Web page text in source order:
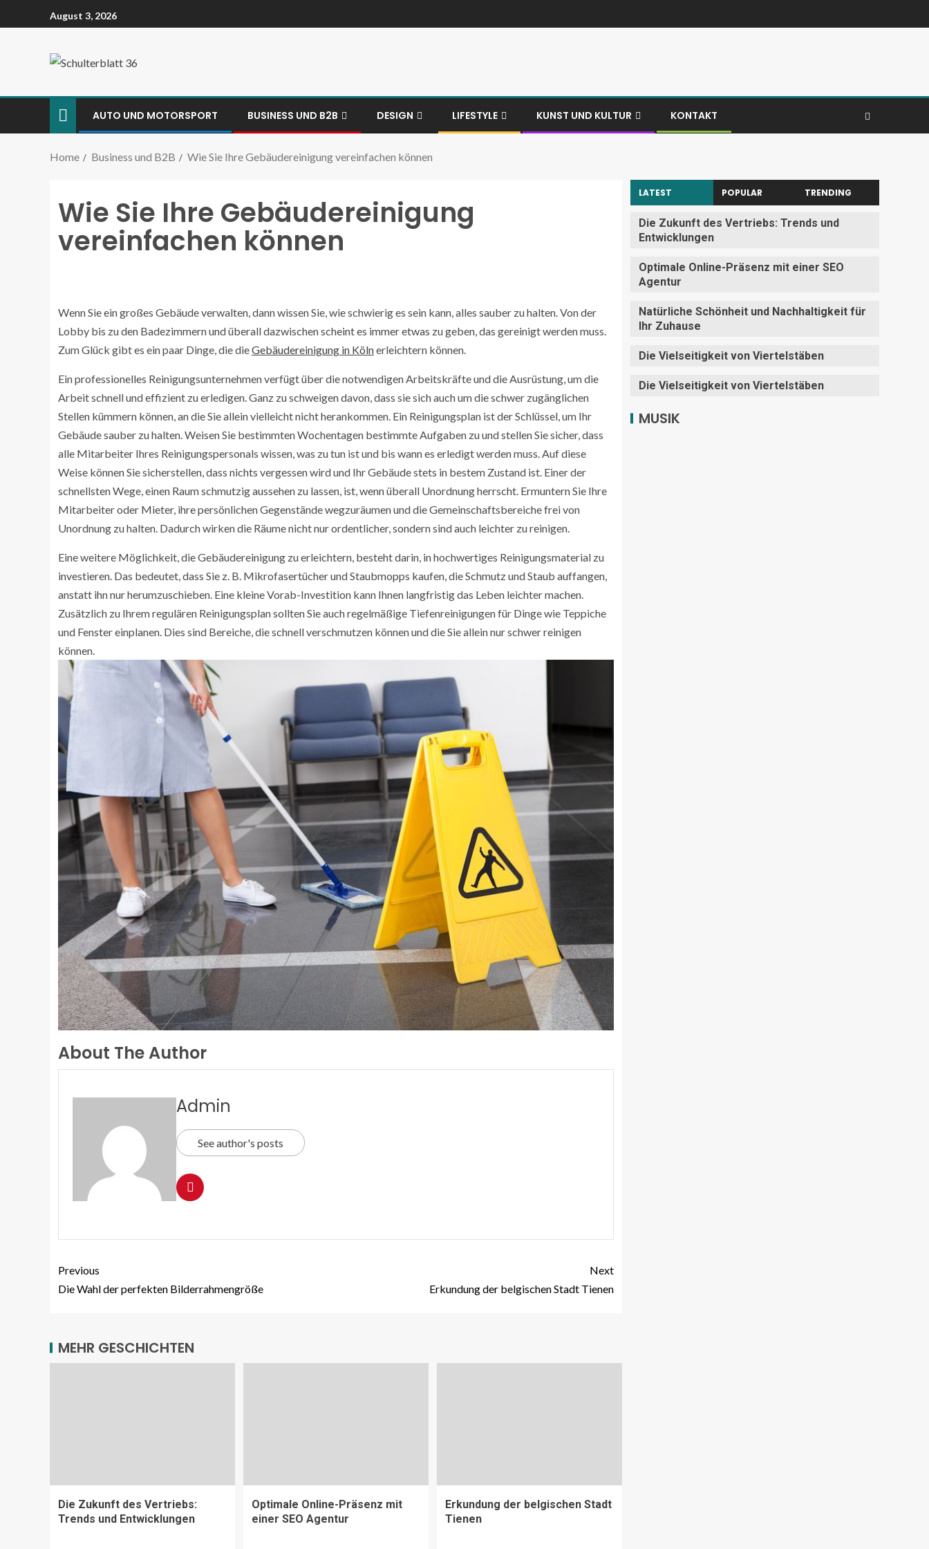
August 3, 2026
AUTO UND MOTORSPORT BUSINESS UND B2B DESIGN LIFESTYLE KUNST UND KULTUR KONTAKT
Home Business und B2B Wie Sie Ihre Gebäudereinigung vereinfachen können
Wie Sie Ihre Gebäudereinigung
vereinfachen können
Wenn Sie ein großes Gebäude verwalten, dann wissen Sie, wie schwierig es sein kann, alles sauber zu halten. Von der
Lobby bis zu den Badezimmern und überall dazwischen scheint es immer etwas zu geben, das gereinigt werden muss.
Zum Glück gibt es ein paar Dinge, die dieGebäudereinigung in Kölnerleichtern können.
Ein professionelles Reinigungsunternehmen verfügt über die notwendigen Arbeitskräfte und die Ausrüstung, um die
Arbeit schnell und effizient zu erledigen. Ganz zu schweigen davon, dass sie sich auch um die schwer zugänglichen
Stellen kümmern können, an die Sie allein vielleicht nicht herankommen. Ein Reinigungsplan ist der Schlüssel, um Ihr
Gebäude sauber zu halten. Weisen Sie bestimmten Wochentagen bestimmte Aufgaben zu und stellen Sie sicher, dass
alle Mitarbeiter Ihres Reinigungspersonals wissen, was zu tun ist und bis wann es erledigt werden muss. Auf diese
Weise können Sie sicherstellen, dass nichts vergessen wird und Ihr Gebäude stets in bestem Zustand ist. Einer der
schnellsten Wege, einen Raum schmutzig aussehen zu lassen, ist, wenn überall Unordnung herrscht. Ermuntern Sie Ihre
Mitarbeiter oder Mieter, ihre persönlichen Gegenstände wegzuräumen und die Gemeinschaftsbereiche frei von
Unordnung zu halten. Dadurch wirken die Räume nicht nur ordentlicher, sondern sind auch leichter zu reinigen.
Eine weitere Möglichkeit, die Gebäudereinigung zu erleichtern, besteht darin, in hochwertiges Reinigungsmaterial zu
investieren. Das bedeutet, dass Sie z. B. Mikrofasertücher und Staubmopps kaufen, die Schmutz und Staub auffangen,
anstatt ihn nur herumzuschieben. Eine kleine Vorab-Investition kann Ihnen langfristig das Leben leichter machen.
Zusätzlich zu Ihrem regulären Reinigungsplan sollten Sie auch regelmäßige Tiefenreinigungen für Dinge wie Teppiche
und Fenster einplanen. Dies sind Bereiche, die schnell verschmutzen können und die Sie allein nur schwer reinigen
können.
About The Author
Admin
See author's posts
Previous
Die Wahl der perfekten Bilderrahmengröße
Next
Erkundung der belgischen Stadt Tienen
MEHR GESCHICHTEN
Die Zukunft des Vertriebs:
Trends und Entwicklungen
Optimale Online-Präsenz mit
einer SEO Agentur
Erkundung der belgischen Stadt
Tienen
LATEST POPULAR TRENDING
Die Zukunft des Vertriebs: Trends und
Entwicklungen
Optimale Online-Präsenz mit einer SEO
Agentur
Natürliche Schönheit und Nachhaltigkeit für
Ihr Zuhause
Die Vielseitigkeit von Viertelstäben
Die Vielseitigkeit von Viertelstäben
MUSIK